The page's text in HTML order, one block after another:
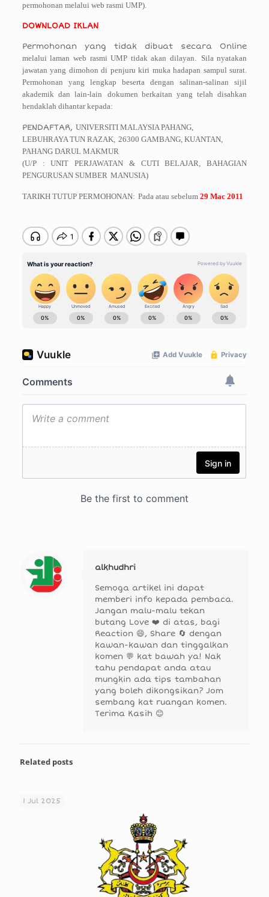
permohonan melalui web rasmi UMP).
DOWNLOAD IKLAN
Permohonan yang tidak dibuat secara Online
melalui laman web rasmi UMP tidak akan dilayan.
Sila nyatakan
jawatan yang dimohon di penjuru kiri muka hadapan sampul surat.
Permohonan yang lengkap beserta dengan salinan-salinan sijil
akademik dan lain-lain
dokumen berkaitan yang telah disahkan
hendaklah dihantar kepada:
PENDAFTAR, UNIVERSITI MALAYSIA PAHANG,
LEBUHRAYA TUN RAZAK, 26300 GAMBANG, KUANTAN,
PAHANG DARUL MAKMUR
(U/P : UNIT PERJAWATAN & CUTI BELAJAR, BAHAGIAN
PENGURUSAN SUMBER MANUSIA)
TARIKH TUTUP PERMOHONAN: Pada atau sebelum 29 Mac 2011
alkhudhri
Semoga artikel ini dapat
memberi info kepada pembaca.
Jangan malu-malu tekan
butang Love ❤️ di atas, bagi
Reaction 😄, Share 🔄 dengan
kawan-kawan dan tinggalkan
komen 💬 kat bawah ya! Nak
tahu pendapat anda atau
mungkin ada tips tambahan
yang boleh dikongsikan? Jom
sembang kat ruangan komen.
Terima Kasih 😊
Related posts
1 Jul 2025